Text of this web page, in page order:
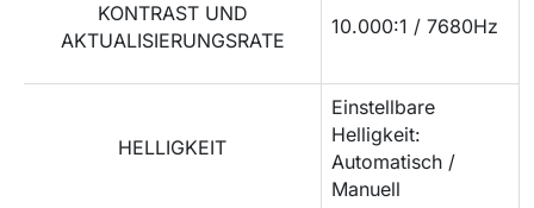
KONTRAST UND
AKTUALISIERUNGSRATE
10.000:1 / 7680Hz
HELLIGKEIT
Einstellbare
Helligkeit:
Automatisch /
Manuell